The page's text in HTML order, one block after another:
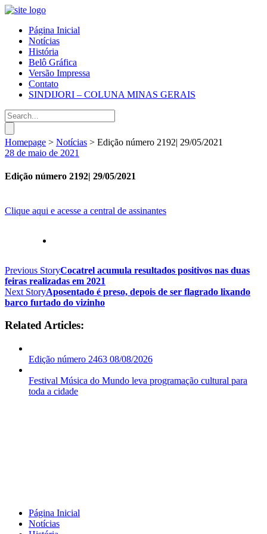
Página Inicial
Notícias
História
Belô Gráfica
Versão Impressa
Contato
SINDIJORI – COLUNA MINAS GERAIS
Homepage > Notícias > Edição número 2192| 29/05/2021
28 de maio de 2021
Edição número 2192| 29/05/2021
Clique aqui e acesse a central de assinantes
Previous StoryCocatrel acumula resultados positivos nas duas
feiras realizadas em 2021
Next StoryAposentado é preso, depois de ser flagrado lixando
barco furtado do vizinho
Related Articles:
Edição número 2463 08/08/2026
Festival Música do Mundo leva programação cultural para
toda a cidade
Página Inicial
Notícias